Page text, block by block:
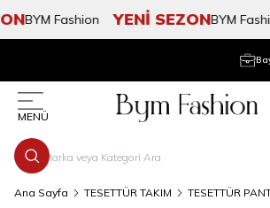
BYM Fashion YENİ SEZONBYM
MENÜ
Ana Sayfa TESETTÜR TAKIM TESETTÜR